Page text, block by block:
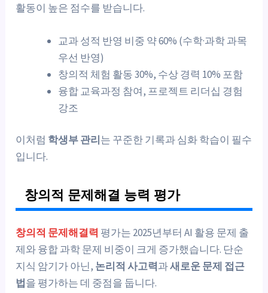
활동이 높은 점수를 받습니다.
교과 성적 반영 비중 약 60% (수학·과학 과목
우선 반영)
창의적 체험 활동 30%, 수상 경력 10% 포함
융합 교육과정 참여, 프로젝트 리더십 경험
강조
이처럼 학생부 관리는 꾸준한 기록과 심화 학습이 필수
입니다.
창의적 문제해결 능력 평가
창의적 문제해결력 평가는 2025년부터 AI 활용 문제 출
제와 융합 과학 문제 비중이 크게 증가했습니다. 단순
지식 암기가 아닌, 논리적 사고력과새로운 문제 접근
법을 평가하는 데 중점을 둡니다.